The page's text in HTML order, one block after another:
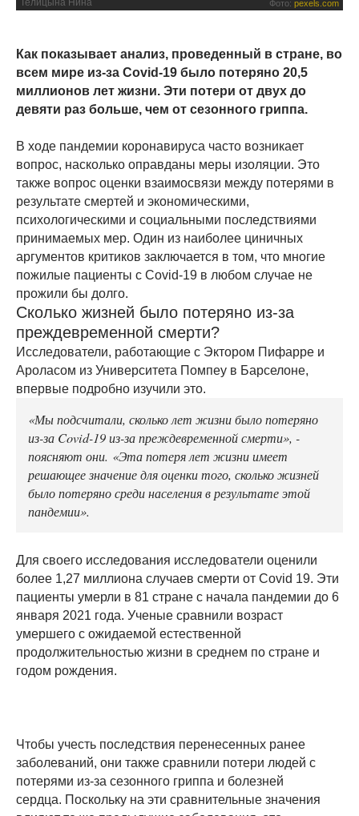
Телицына Нина Фото: pexels.com
Как показывает анализ, проведенный в стране, во
всем мире из-за Covid-19 было потеряно 20,5
миллионов лет жизни. Эти потери от двух до
девяти раз больше, чем от сезонного гриппа.
В ходе пандемии коронавируса часто возникает
вопрос, насколько оправданы меры изоляции. Это
также вопрос оценки взаимосвязи между потерями в
результате смертей и экономическими,
психологическими и социальными последствиями
принимаемых мер. Один из наиболее циничных
аргументов критиков заключается в том, что многие
пожилые пациенты с Covid-19 в любом случае не
прожили бы долго.
Сколько жизней было потеряно из-за
преждевременной смерти?
Исследователи, работающие с Эктором Пифарре и
Ароласом из Университета Помпеу в Барселоне,
впервые подробно изучили это.
«Мы подсчитали, сколько лет жизни было потеряно
из-за Covid-19 из-за преждевременной смерти», -
поясняют они. «Эта потеря лет жизни имеет
решающее значение для оценки того, сколько жизней
было потеряно среди населения в результате этой
пандемии».
Для своего исследования исследователи оценили
более 1,27 миллиона случаев смерти от Covid 19. Эти
пациенты умерли в 81 стране с начала пандемии до 6
января 2021 года. Ученые сравнили возраст
умершего с ожидаемой естественной
продолжительностью жизни в среднем по стране и
годом рождения.
Чтобы учесть последствия перенесенных ранее
заболеваний, они также сравнили потери людей с
потерями из-за сезонного гриппа и болезней
сердца. Поскольку на эти сравнительные значения